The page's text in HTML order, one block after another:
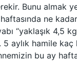
Bunu almak
ne
“yaklaşık 4,5
aylık hamile kaç
bu ay